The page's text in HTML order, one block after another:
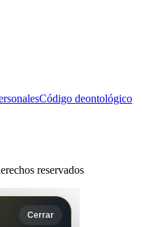
Código deontológico
reservados
Cerrar